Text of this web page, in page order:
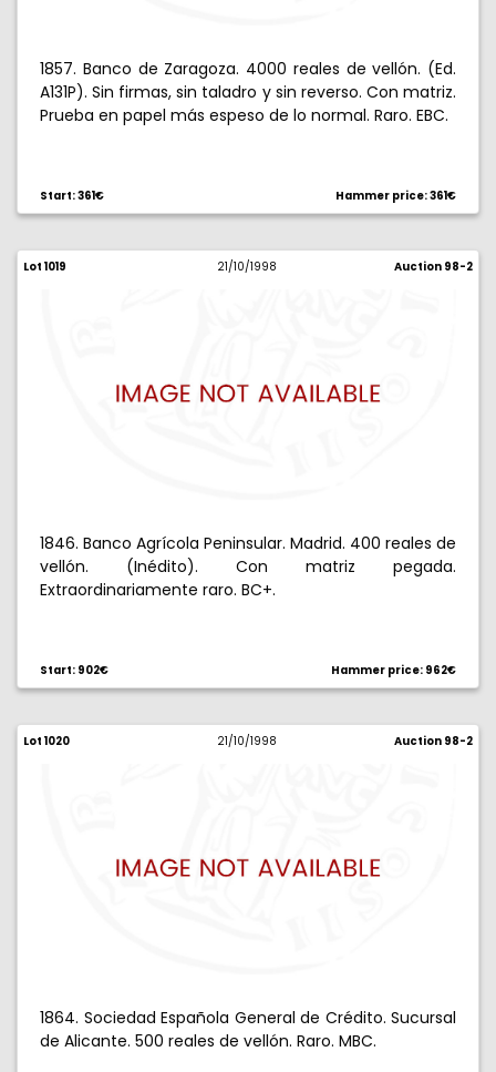
1857. Banco de Zaragoza. 4000 reales de vellón. (Ed.
A131P). Sin firmas, sin taladro y sin reverso. Con matriz.
Prueba en papel más espeso de lo normal. Raro. EBC.
Start: 361€ Hammer price: 361€
Lot 1019 21/10/1998 Auction 98-2
1846. Banco Agrícola Peninsular. Madrid. 400 reales de
vellón. (Inédito). Con matriz pegada.
Extraordinariamente raro. BC+.
Start: 902€ Hammer price: 962€
Lot 1020 21/10/1998 Auction 98-2
1864. Sociedad Española General de Crédito. Sucursal
de Alicante. 500 reales de vellón. Raro. MBC.